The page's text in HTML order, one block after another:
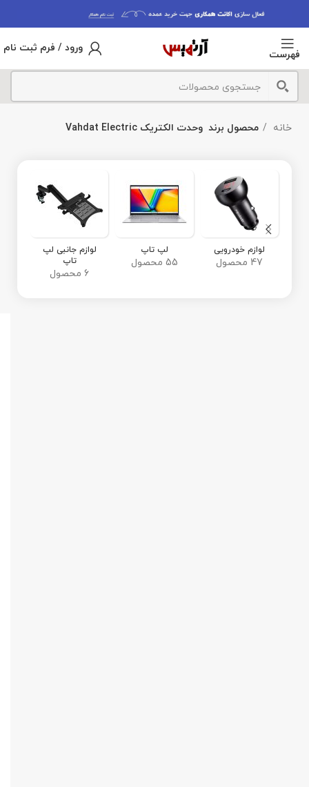
فهرست
ورود / فرم ثبت نام
خانه محصول برند وحدت الکتریک Vahdat Electric
لوازم خودرویی
47 محصول
لپ تاپ
55 محصول
لوازم جانبی لپ
تاپ
6 محصول